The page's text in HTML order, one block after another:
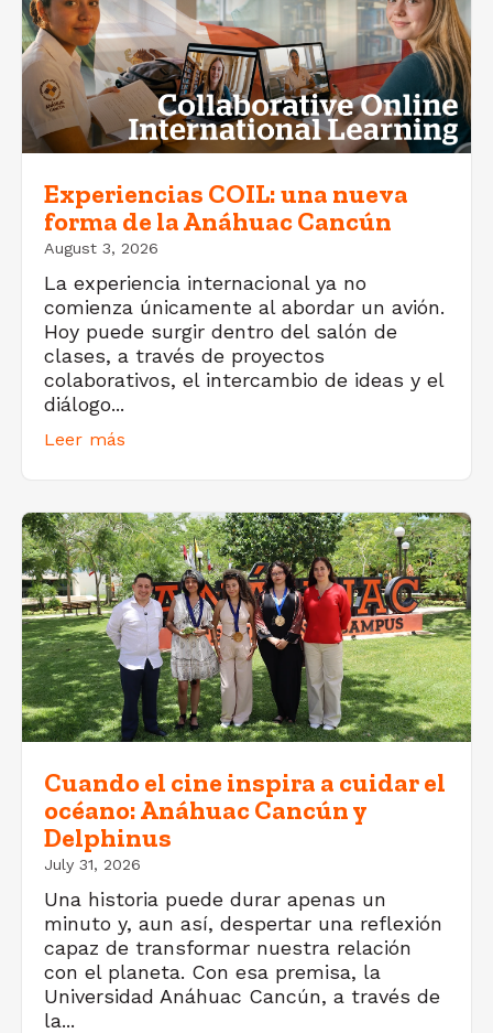
Experiencias COIL: una nueva
forma de la Anáhuac Cancún
August 3, 2026
La experiencia internacional ya no
comienza únicamente al abordar un avión.
Hoy puede surgir dentro del salón de
clases, a través de proyectos
colaborativos, el intercambio de ideas y el
diálogo...
Leer más
Cuando el cine inspira a cuidar el
océano: Anáhuac Cancún y
Delphinus
July 31, 2026
Una historia puede durar apenas un
minuto y, aun así, despertar una reflexión
capaz de transformar nuestra relación
con el planeta. Con esa premisa, la
Universidad Anáhuac Cancún, a través de
la...